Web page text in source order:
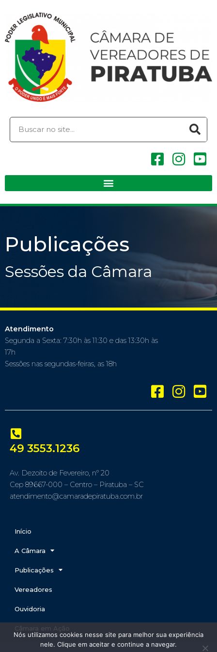
Publicações
Sessões da Câmara
Atendimento
Segunda a Sexta: 7:30h às 11:30 e das 13:30h às
17h
Sessões nas segundas-feiras, as 18h
49 3553.1236
Av. Dezoito de Fevereiro, nº 20
Cep 89667-000 – Centro – Piratuba – SC
atendimento@camaradepiratuba.com.br
Início
A Câmara
Publicações
Vereadores
Ouvidoria
Câmara em Ação
Nós utilizamos cookies nesse site para melhor sua experiência
nele. Clique em aceitar e continue a navegar.